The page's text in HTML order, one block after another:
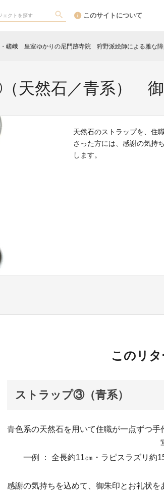
このサイトについて
嵯峨 皇室ゆかりの尼門跡寺院 狩野派絵師による雅な障
天然石／青系）
天然石のストラップを、住
さった方には、感謝の気持
します。
このリ
ストラップ③（青系）
青色系の天然石を用いて住職が一点ず
写真は一例、デザ
一例 ： 全長約11㎝・ラピスラズリ約
感謝の気持ちを込めて、御朱印とお礼状を